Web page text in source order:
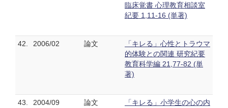
臨床覚書 心理教育相談室
紀要 1,11-16 (単著)
42. 2006/02 論文
「キレる」心性とトラウマ
的体験との関連 研究紀要
教育科学編 21,77-82 (単
著)
43. 2004/09 論文
「キレる」小学生の心の内